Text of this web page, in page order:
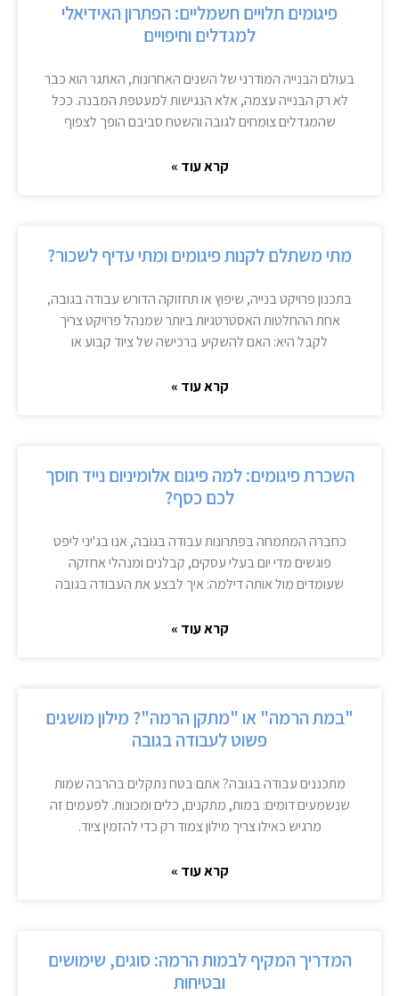
פיגומים תלויים חשמליים: הפתרון האידיאלי
למגדלים וחיפויים
בעולם הבנייה המודרני של השנים האחרונות, האתגר הוא כבר
לא רק הבנייה עצמה, אלא הנגישות למעטפת המבנה. ככל
שהמגדלים צומחים לגובה והשטח סביבם הופך לצפוף
קרא עוד »
מתי משתלם לקנות פיגומים ומתי עדיף לשכור?
בתכנון פרויקט בנייה, שיפוץ או תחזוקה הדורש עבודה בגובה,
אחת ההחלטות האסטרטגיות ביותר שמנהל פרויקט צריך
לקבל היא: האם להשקיע ברכישה של ציוד קבוע או
קרא עוד »
השכרת פיגומים: למה פיגום אלומיניום נייד חוסך
לכם כסף?
כחברה המתמחה בפתרונות עבודה בגובה, אנו בג'יני ליפט
פוגשים מדי יום בעלי עסקים, קבלנים ומנהלי אחזקה
שעומדים מול אותה דילמה: איך לבצע את העבודה בגובה
קרא עוד »
"במת הרמה" או "מתקן הרמה"? מילון מושגים
פשוט לעבודה בגובה
מתכננים עבודה בגובה? אתם בטח נתקלים בהרבה שמות
שנשמעים דומים: במות, מתקנים, כלים ומכונות. לפעמים זה
מרגיש כאילו צריך מילון צמוד רק כדי להזמין ציוד.
קרא עוד »
המדריך המקיף לבמות הרמה: סוגים, שימושים
ובטיחות